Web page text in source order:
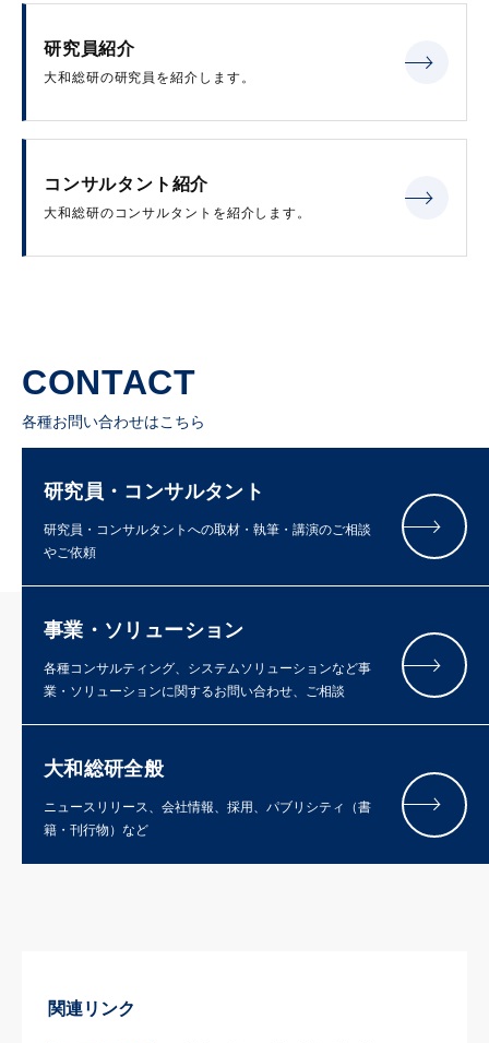
研究員紹介
大和総研の研究員を紹介します。
コンサルタント紹介
大和総研のコンサルタントを紹介します。
CONTACT
各種お問い合わせはこちら
研究員・コンサルタント
研究員・コンサルタントへの取材・執筆・講演のご相談
やご依頼
事業・ソリューション
各種コンサルティング、システムソリューションなど事
業・ソリューションに関するお問い合わせ、ご相談
大和総研全般
ニュースリリース、会社情報、採用、パブリシティ（書
籍・刊行物）など
関連リンク